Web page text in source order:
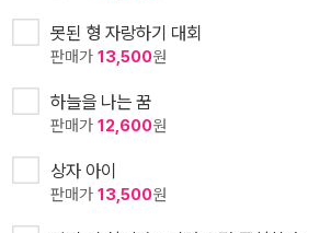
못된 형 자랑하기 대회
판매가 13,500원
하늘을 나는 꿈
판매가 12,600원
상자 아이
판매가 13,500원